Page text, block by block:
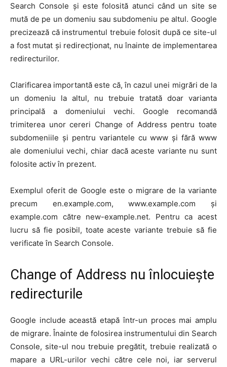
Search Console și este folosită atunci când un site se
mută de pe un domeniu sau subdomeniu pe altul. Google
precizează că instrumentul trebuie folosit după ce site-ul
a fost mutat și redirecționat, nu înainte de implementarea
redirecturilor.
Clarificarea importantă este că, în cazul unei migrări de la
un domeniu la altul, nu trebuie tratată doar varianta
principală a domeniului vechi. Google recomandă
trimiterea unor cereri Change of Address pentru toate
subdomeniile și pentru variantele cu www și fără www
ale domeniului vechi, chiar dacă aceste variante nu sunt
folosite activ în prezent.
Exemplul oferit de Google este o migrare de la variante
precum en.example.com, www.example.com și
example.com către new-example.net. Pentru ca acest
lucru să fie posibil, toate aceste variante trebuie să fie
verificate în Search Console.
Change of Address nu înlocuiește
redirecturile
Google include această etapă într-un proces mai amplu
de migrare. Înainte de folosirea instrumentului din Search
Console, site-ul nou trebuie pregătit, trebuie realizată o
mapare a URL-urilor vechi către cele noi, iar serverul